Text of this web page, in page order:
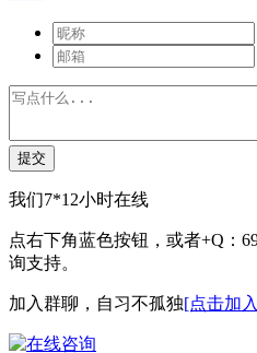
提交
我们7*12小时在线
点右下角蓝色按钮，或者+Q：
询支持。
加入群聊，自习不孤独[点击加